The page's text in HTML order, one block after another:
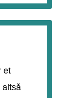
et
altså